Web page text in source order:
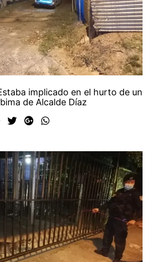
implicado en el hurto de un
de Alcalde Díaz